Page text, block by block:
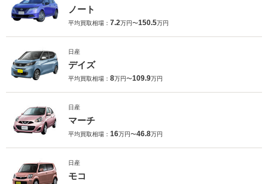
ノート
平均買取相場： 7.2万円〜150.5万円
日産
デイズ
平均買取相場： 8万円〜109.9万円
日産
マーチ
平均買取相場： 16万円〜46.8万円
日産
モコ